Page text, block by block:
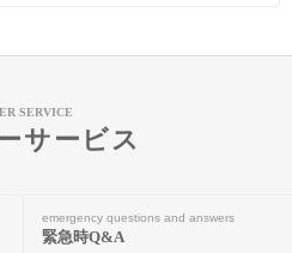
SERVICE
サービス
emergency questions and answers
緊急時Q&A